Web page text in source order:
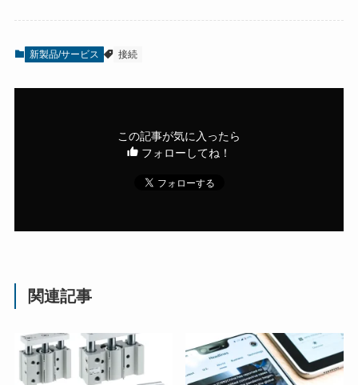
新製品/サービス 接続
この記事が気に入ったら
フォローしてね！
関連記事